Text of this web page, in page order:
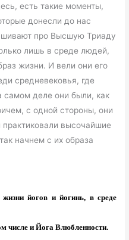
есть такие моменты,
донесли до нас
про Высшую Триаду
лишь в среде людей,
жизни. И вели они его
средневековья, где
самом деле они были, как
с одной стороны, они
высочайшие
начнем с их образа
йогов и йогинь, в среде
числе и Йога Влюбленности.